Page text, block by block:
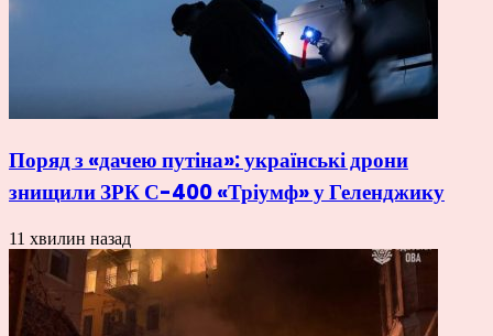
Поряд з «дачею путіна»: українські дрони
знищили ЗРК С-400 «Тріумф» у Геленджику
11 хвилин назад